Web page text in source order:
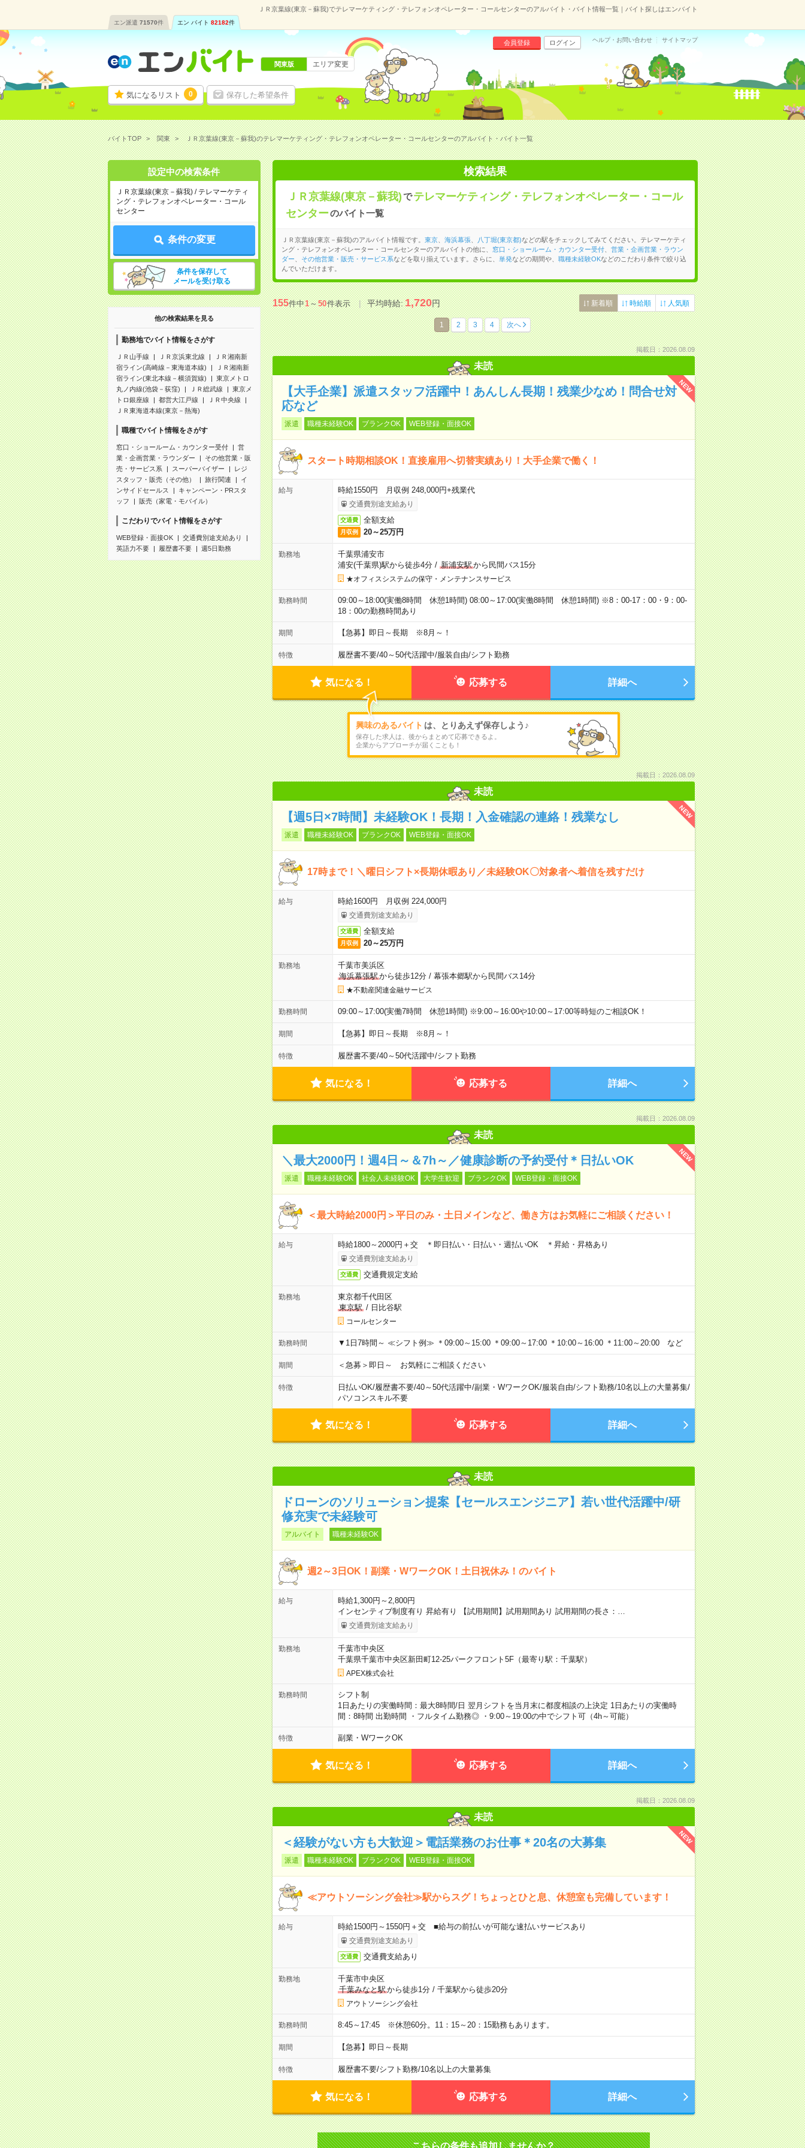
ＪＲ京葉線(東京－蘇我)でテレマーケティング・テレフォンオペレーター・コールセンターのアルバイト・バイト情報一覧｜バイト探しはエンバイト
エン派遣 71570件 エン バイト 82182件
気になるリスト 0 保存した希望条件
会員登録 ログイン ヘルプ・お問い合わせ サイトマップ
関東版 エリア変更
バイトTOP 関東 ＪＲ京葉線(東京－蘇我)のテレマーケティング・テレフォンオペレーター・コールセンターのアルバイト・バイト一覧
設定中の検索条件
ＪＲ京葉線(東京－蘇我) / テレマーケティ
ング・テレフォンオペレーター・コール
センター
条件の変更
条件を保存して
メールを受け取る
他の検索結果を見る
勤務地でバイト情報をさがす
ＪＲ山手線 ＪＲ京浜東北線
ＪＲ湘南新
宿ライン(高崎線－東海道本線)
ＪＲ湘南新
宿ライン(東北本線－横須賀線)
東京メトロ
丸ノ内線(池袋－荻窪)
ＪＲ総武線
東京メ
トロ銀座線
都営大江戸線
ＪＲ中央線
ＪＲ東海道本線(東京－熱海)
職種でバイト情報をさがす
窓口・ショールーム・カウンター受付
営
業・企画営業・ラウンダー
その他営業・販
売・サービス系
スーパーバイザー
レジ
スタッフ・販売（その他）
旅行関連
イ
ンサイドセールス
キャンペーン・PRスタ
ッフ
販売（家電・モバイル）
こだわりでバイト情報をさがす
WEB登録・面接OK
交通費別途支給あり
英語力不要
履歴書不要 週5日勤務
検索結果
ＪＲ京葉線(東京－蘇我)で テレマーケティング・テレフォンオペレーター・コール
センターのバイト一覧
ＪＲ京葉線(東京－蘇我)のアルバイト情報です。 東京、 海浜幕張、 八丁堀(東京都)などの駅をチェックしてみてください。テレマーケティ
ング・テレフォンオペレーター・コールセンターのアルバイトの他に、
窓口・ショールーム・カウンター受付、 営業・企画営業・ラウン
ダー
その他営業・販売・サービス系などを取り揃えています。さらに、 単発などの期間や、 職種未経験OKなどのこだわり条件で絞り込
んでいただけます。
155件中1～50件表示 平均時給:1,720円 新着順 時給順 人気順
1 2 3 4 次へ
掲載日：2026.08.09
未読
NEW
【大手企業】派遣スタッフ活躍中！あんしん長期！残業少なめ！問合せ対
応など
派遣 職種未経験OK ブランクOK WEB登録・面接OK
スタート時期相談OK！直接雇用へ切替実績あり！大手企業で働く！
給与 時給1550円 月収例 248,000円+残業代
交通費別途支給あり
交通費 全額支給
月収例 20～25万円
勤務地
千葉県浦安市
浦安(千葉県)駅から徒歩4分/ 新浦安駅から民間バス15分
★オフィスシステムの保守・メンテナンスサービス
勤務時間
09:00～18:00(実働8時間 休憩1時間) 08:00～17:00(実働8時間 休憩1時間) ※8：00‐17：00・9：00-
18：00の勤務時間あり
期間 【急募】即日～長期 ※8月～！
特徴 履歴書不要/40～50代活躍中/服装自由/シフト勤務
気になる！ 応募する 詳細へ
興味のあるバイト は、とりあえず保存しよう♪
保存した求人は、後からまとめて応募できるよ。
企業からアプローチが届くことも！
掲載日：2026.08.09
未読
NEW
【週5日×7時間】未経験OK！長期！入金確認の連絡！残業なし
派遣 職種未経験OK ブランクOK WEB登録・面接OK
17時まで！＼曜日シフト×長期休暇あり／未経験OK〇対象者へ着信を残すだけ
給与 時給1600円 月収例 224,000円
交通費別途支給あり
交通費 全額支給
月収例 20～25万円
勤務地
千葉市美浜区
海浜幕張駅から徒歩12分/ 幕張本郷駅から民間バス14分
★不動産関連金融サービス
勤務時間 09:00～17:00(実働7時間 休憩1時間) ※9:00～16:00や10:00～17:00等時短のご相談OK！
期間 【急募】即日～長期 ※8月～！
特徴 履歴書不要/40～50代活躍中/シフト勤務
気になる！ 応募する 詳細へ
掲載日：2026.08.09
未読
NEW
＼最大2000円！週4日～＆7h～／健康診断の予約受付＊日払いOK
派遣 職種未経験OK 社会人未経験OK 大学生歓迎 ブランクOK WEB登録・面接OK
＜最大時給2000円＞平日のみ・土日メインなど、働き方はお気軽にご相談ください！
給与 時給1800～2000円＋交 ＊即日払い・日払い・週払いOK ＊昇給・昇格あり
交通費別途支給あり
交通費 交通費規定支給
勤務地
東京都千代田区
東京駅/ 日比谷駅
コールセンター
勤務時間 ▼1日7時間～ ≪シフト例≫ ＊09:00～15:00 ＊09:00～17:00 ＊10:00～16:00 ＊11:00～20:00 など
期間 ＜急募＞即日～ お気軽にご相談ください
特徴 日払いOK/履歴書不要/40～50代活躍中/副業・WワークOK/服装自由/シフト勤務/10名以上の大量募集/
パソコンスキル不要
気になる！ 応募する 詳細へ
未読
ドローンのソリューション提案【セールスエンジニア】若い世代活躍中/研
修充実で未経験可
アルバイト 職種未経験OK
週2～3日OK！副業・WワークOK！土日祝休み！のバイト
給与
時給1,300円～2,800円
インセンティブ制度有り 昇給有り 【試用期間】試用期間あり 試用期間の長さ：…
交通費別途支給あり
勤務地
千葉市中央区
千葉県千葉市中央区新田町12-25パークフロント5F（最寄り駅：千葉駅）
APEX株式会社
勤務時間
シフト制
1日あたりの実働時間：最大8時間/日 翌月シフトを当月末に都度相談の上決定 1日あたりの実働時
間：8時間 出勤時間 ・フルタイム勤務◎ ・9:00～19:00の中でシフト可（4h～可能）
特徴 副業・WワークOK
気になる！ 応募する 詳細へ
掲載日：2026.08.09
未読
NEW
＜経験がない方も大歓迎＞電話業務のお仕事＊20名の大募集
派遣 職種未経験OK ブランクOK WEB登録・面接OK
≪アウトソーシング会社≫駅からスグ！ちょっとひと息、休憩室も完備しています！
給与 時給1500円～1550円＋交 ■給与の前払いが可能な速払いサービスあり
交通費別途支給あり
交通費 交通費支給あり
勤務地
千葉市中央区
千葉みなと駅から徒歩1分/ 千葉駅から徒歩20分
アウトソーシング会社
勤務時間 8:45～17:45 ※休憩60分。11：15～20：15勤務もあります。
期間 【急募】即日～長期
特徴 履歴書不要/シフト勤務/10名以上の大量募集
気になる！ 応募する 詳細へ
こちらの条件も追加しませんか？